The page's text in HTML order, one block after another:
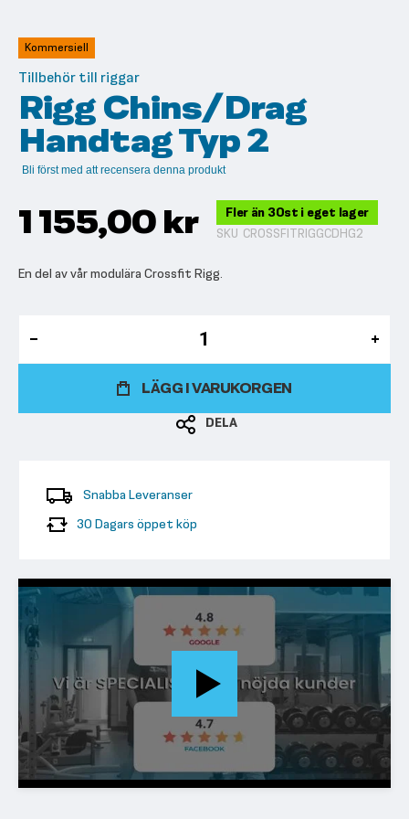
av
bildgalleriet
Kommersiell
Tillbehör till riggar
Rigg Chins/Drag
Handtag Typ 2
Bli först med att recensera denna produkt
1 155,00 kr Fler än 30st i eget lager
SKU CROSSFITRIGGCDHG2
En del av vår modulära Crossfit Rigg.
LÄGG I VARUKORGEN
DELA
Snabba Leveranser
30 Dagars öppet köp